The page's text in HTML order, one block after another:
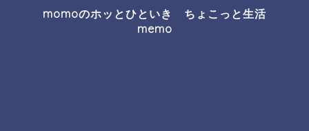
momoのホッとひといき ちょこっと生活
memo